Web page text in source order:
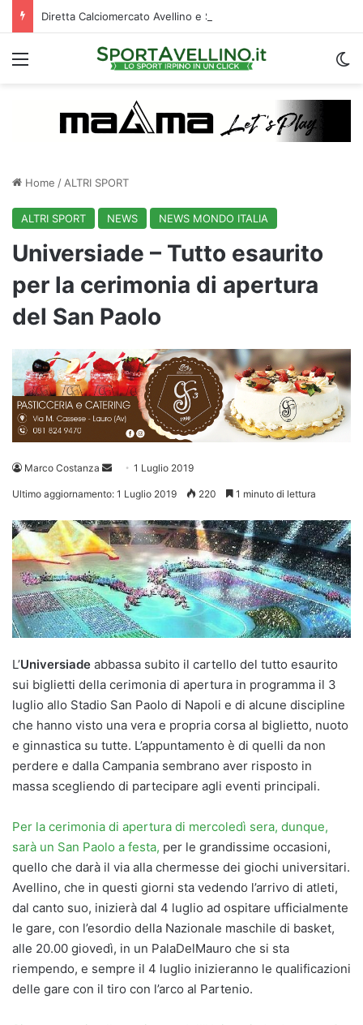
Menu
Home / ALTRI SPORT
ALTRI SPORT NEWS NEWS MONDO ITALIA
Universiade – Tutto esaurito
per la cerimonia di apertura
del San Paolo
Marco Costanza
Invia 1 Luglio 2019
Ultimo aggiornamento: 1 Luglio 2019 220 1 minuto di lettura
L’Universiade abbassa subito il cartello del tutto esaurito
sui biglietti della cerimonia di apertura in programma il 3
luglio allo Stadio San Paolo di Napoli e di alcune discipline
che hanno visto una vera e propria corsa al biglietto, nuoto
e ginnastica su tutte. L’appuntamento è di quelli da non
perdere e dalla Campania sembrano aver risposto in
massa scegliendo di partecipare agli eventi principali.
Per la cerimonia di apertura di mercoledì sera, dunque,
sarà un San Paolo a festa, per le grandissime occasioni,
quello che darà il via alla chermesse dei giochi universitari.
Avellino, che in questi giorni sta vedendo l’arrivo di atleti,
dal canto suo, inizierà dal 4 luglio ad ospitare ufficialmente
le gare, con l’esordio della Nazionale maschile di basket,
alle 20.00 giovedì, in un PalaDelMauro che si sta
riempendo, e sempre il 4 luglio inizieranno le qualificazioni
delle gare con il tiro con l’arco al Partenio.